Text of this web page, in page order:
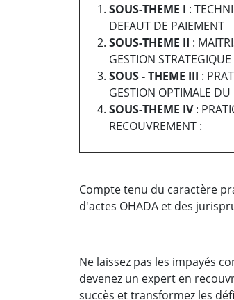
SOUS-THEME I :
DEFAUT DE PAIEMENT
SOUS-THEME II :
GESTION
SOUS - THEME III :
GESTION OPTIMALE DU
SOUS-THEME IV:
RECOUVREMENT :
Compte tenu du caractère
d'actes OHADA et des
Ne laissez pas les impayés
devenez un expert en
succès et transformez les